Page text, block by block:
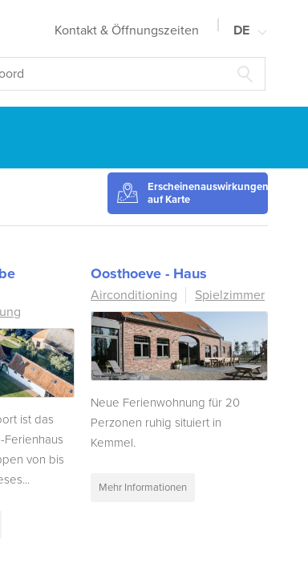
Kontakt & Öffnungszeiten DE
NL
Erscheinenauswirkungen
auf Karte
ist das
Ferienhaus
von bis
Oosthoeve - Haus
Airconditioning Spielzimmer
Neue Ferienwohnung für 20
Perzonen ruhig situiert in
Kemmel.
Mehr Informationen